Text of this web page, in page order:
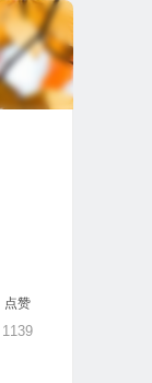
点赞
1139